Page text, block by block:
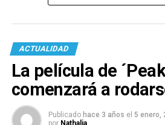
ACTUALIDAD
La película de
comenzará a
Publicado hace 3 años el 5 enero,
por Nathalia